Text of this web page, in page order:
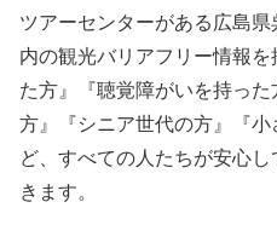
ツアーセンターがある広島
内の観光バリアフリー情報
た方』『聴覚障がいを持っ
方』『シニア世代の方』『
ど、すべての人たちが安心
きます。